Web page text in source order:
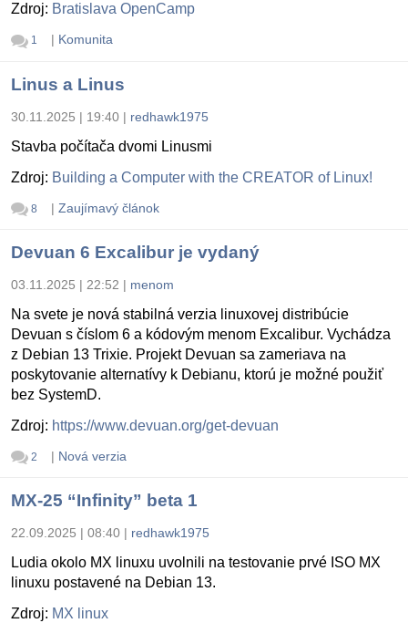
Zdroj: Bratislava OpenCamp
1 | Komunita
Linus a Linus
30.11.2025 | 19:40 | redhawk1975
Stavba počítača dvomi Linusmi
Zdroj: Building a Computer with the CREATOR of Linux!
8 | Zaujímavý článok
Devuan 6 Excalibur je vydaný
03.11.2025 | 22:52 | menom
Na svete je nová stabilná verzia linuxovej distribúcie
Devuan s číslom 6 a kódovým menom Excalibur. Vychádza
z Debian 13 Trixie. Projekt Devuan sa zameriava na
poskytovanie alternatívy k Debianu, ktorú je možné použiť
bez SystemD.
Zdroj: https://www.devuan.org/get-devuan
2 | Nová verzia
MX-25 “Infinity” beta 1
22.09.2025 | 08:40 | redhawk1975
Ludia okolo MX linuxu uvolnili na testovanie prvé ISO MX
linuxu postavené na Debian 13.
Zdroj: MX linux